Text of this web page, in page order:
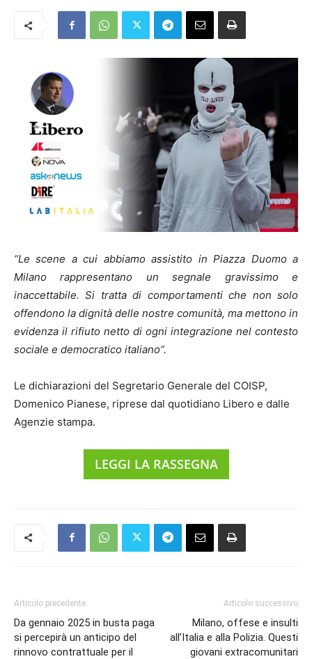
“Le scene a cui abbiamo assistito in Piazza Duomo a
Milano rappresentano un segnale gravissimo e
inaccettabile. Si tratta di comportamenti che non solo
offendono la dignità delle nostre comunità, ma mettono in
evidenza il rifiuto netto di ogni integrazione nel contesto
sociale e democratico italiano”.
Le dichiarazioni del Segretario Generale del COISP,
Domenico Pianese, riprese dal quotidiano Libero e dalle
Agenzie stampa.
LEGGI LA RASSEGNA
Articolo precedente
Da gennaio 2025 in busta paga
si percepirà un anticipo del
rinnovo contrattuale per il
Articolo successivo
Milano, offese e insulti
all’Italia e alla Polizia. Questi
giovani extracomunitari